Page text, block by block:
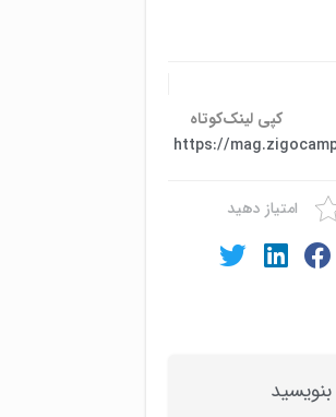
کپی لینک‌کوتاه
https://
امتیاز دهید